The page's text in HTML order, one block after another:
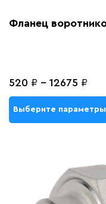
Фланец
520 ₽ - 12675 ₽
Выберите параметры